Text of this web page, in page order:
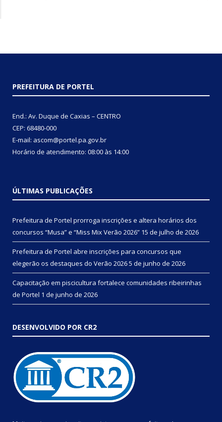
PREFEITURA DE PORTEL
End.: Av. Duque de Caxias – CENTRO
CEP: 68480-000
E-mail: ascom@portel.pa.gov.br
Horário de atendimento: 08:00 às 14:00
ÚLTIMAS PUBLICAÇÕES
Prefeitura de Portel prorroga inscrições e altera horários dos
concursos “Musa” e “Miss Mix Verão 2026” 15 de julho de 2026
Prefeitura de Portel abre inscrições para concursos que
elegerão os destaques do Verão 20265 de junho de 2026
Capacitação em piscicultura fortalece comunidades ribeirinhas
de Portel 1 de junho de 2026
DESENVOLVIDO POR CR2